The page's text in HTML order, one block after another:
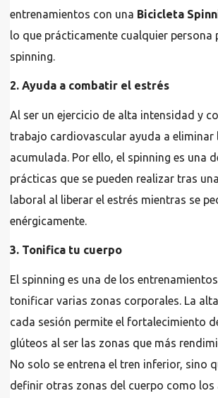
entrenamientos con una Bicicleta
lo que prácticamente cualquier persona
spinning.
2. Ayuda a combatir el estrés
Al ser un ejercicio de alta intensidad y
trabajo cardiovascular ayuda a eliminar
acumulada. Por ello, el spinning es una
prácticas que se pueden realizar tras
laboral al liberar el estrés mientras se
enérgicamente.
3. Tonifica tu cuerpo
El spinning es una de los
tonificar varias zonas corporales. La
cada sesión permite el fortalecimiento
glúteos al ser las zonas que más
No solo se entrena el tren inferior, sino
definir otras zonas del cuerpo como los